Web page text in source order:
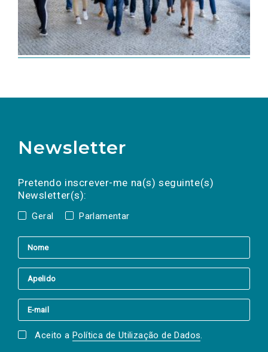
Newsletter
Pretendo inscrever-me na(s) seguinte(s)
Newsletter(s):
Geral Parlamentar
a(s) newsletter(s).
mail
Aceito a Política de Utilização de Dados.